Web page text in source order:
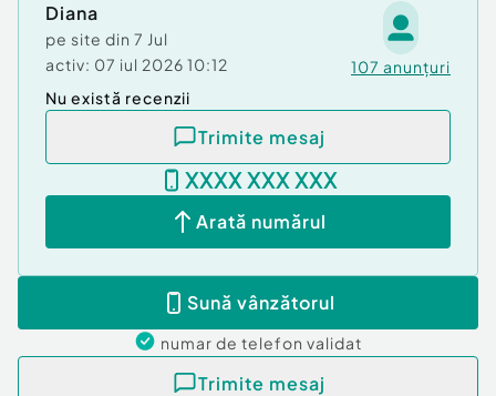
Diana
pe site din 7 Jul
activ: 07 iul 2026 10:12 107 anunțuri
Nu există recenzii
Trimite mesaj
XXXX XXX XXX
Arată numărul
Sună vânzătorul
numar de telefon validat
Trimite mesaj